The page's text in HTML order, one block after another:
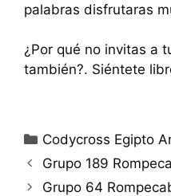
palabras disfrutaras
¿Por qué no invitas a
también?. Siéntete
Categorías
Codycross Egipto
Grupo 189
Grupo 64